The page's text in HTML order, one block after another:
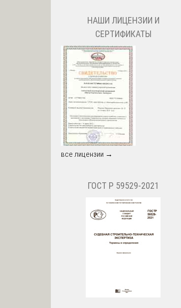
НАШИ ЛИЦЕНЗИИ И
СЕРТИФИКАТЫ
все лицензии →
ГОСТ Р 59529-2021